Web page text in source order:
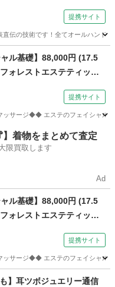
提携サイト
直伝の技術です！全てオールハン
基礎】88,000円 (17.5
ォレストエステティック
提携サイト
サージ◆◆ エステのフェイシャル
】着物をまとめて査定
限買取します
Ad
基礎】88,000円 (17.5
ォレストエステティック
提携サイト
サージ◆◆ エステのフェイシャル
】耳ツボジュエリー通信